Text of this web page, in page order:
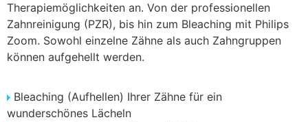
Therapiemöglichkeiten an. Von der professionellen
Zahnreinigung (PZR), bis hin zum Bleaching mit Philips
Zoom. Sowohl einzelne Zähne als auch Zahngruppen
können aufgehellt werden.
Bleaching (Aufhellen) Ihrer Zähne für ein
wunderschönes Lächeln